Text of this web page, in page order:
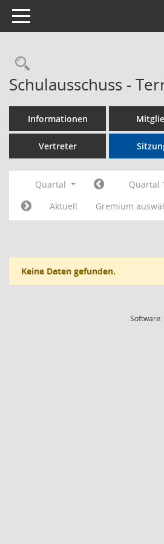
Toggle navigation
Rechercheauswahl
Schulausschuss -
Informationen
Vertreter
Quartal Quartal
Aktuell
Gremium
Keine Daten gefunden.
Software: